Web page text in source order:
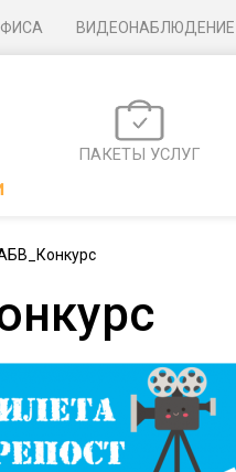
ВИДЕОНАБЛЮДЕНИЕ
ПАКЕТЫ УСЛУГ